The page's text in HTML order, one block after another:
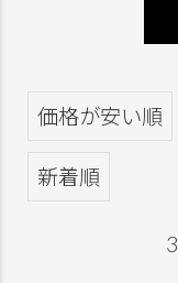
価格が安い順
新着順
3